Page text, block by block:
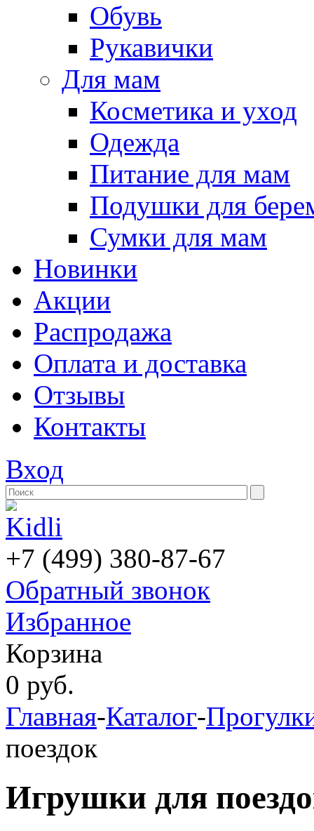
Обувь
Рукавички
Для мам
Косметика и уход
Одежда
Питание для мам
Подушки для
Сумки для мам
Новинки
Акции
Распродажа
Оплата и доставка
Отзывы
Контакты
Вход
+7 (499) 380-87-67
Обратный звонок
Избранное
Корзина
0 руб.
Главная-Каталог-
поездок
Игрушки для